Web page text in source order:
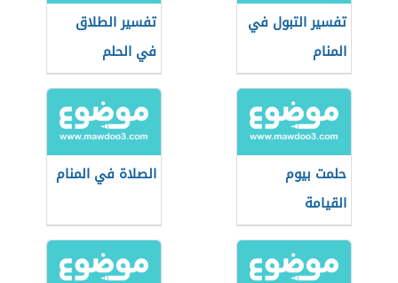
تفسير التبول في
المنام
تفسير الطلاق
في الحلم
حلمت بيوم
القيامة
الصلاة في المنام